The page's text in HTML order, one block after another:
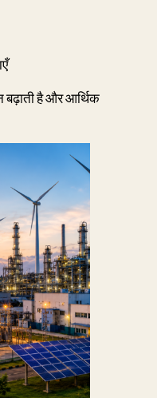
बढ़ाती है और आर्थिक